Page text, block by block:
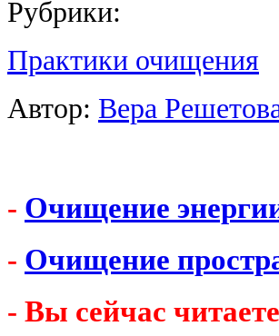
Рубрики:
Практики очищения
Автор: Вера
- Очищение
- Очищение
- Вы сейчас читаете